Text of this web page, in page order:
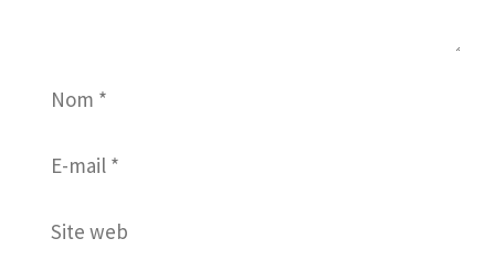
Nom
Site